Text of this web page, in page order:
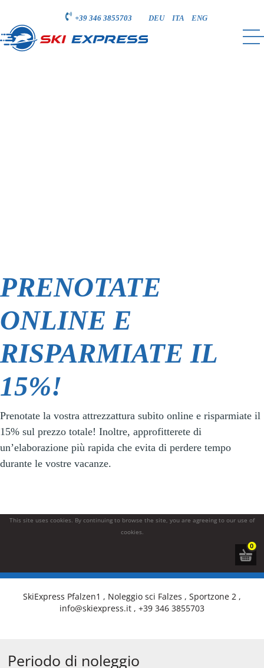
+39 346 3855703 DEU ITA ENG
PRENOTATE
ONLINE E
RISPARMIATE IL
15%!
Prenotate la vostra attrezzattura subito online e risparmiate il
15% sul prezzo totale! Inoltre, approfitterete di
un’elaborazione più rapida che evita di perdere tempo
durante le vostre vacanze.